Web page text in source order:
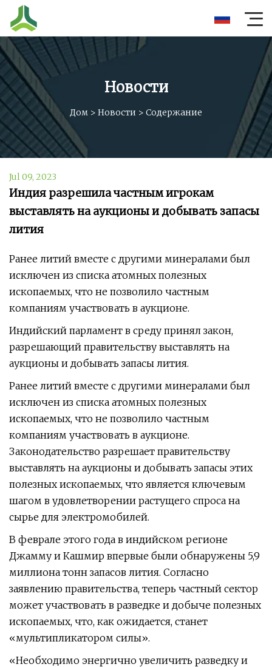
Новости
Дом > Новости > Содержание
Jul 09, 2023
Индия разрешила частным игрокам
выставлять на аукционы и добывать запасы
лития
Ранее литий вместе с другими минералами был
исключен из списка атомных полезных
ископаемых, что не позволило частным
компаниям участвовать в аукционе.
Индийский парламент в среду принял закон,
разрешающий правительству выставлять на
аукционы и добывать запасы лития.
Ранее литий вместе с другими минералами был
исключен из списка атомных полезных
ископаемых, что не позволило частным
компаниям участвовать в аукционе.
Законодательство разрешает правительству
выставлять на аукционы и добывать запасы этих
полезных ископаемых, что является ключевым
шагом в удовлетворении растущего спроса на
сырье для электромобилей.
В феврале этого года в индийском регионе
Джамму и Кашмир впервые были обнаружены 5,9
миллиона тонн запасов лития. Согласно
заявлению правительства, теперь частный сектор
может участвовать в разведке и добыче полезных
ископаемых, что, как ожидается, станет
«мультипликатором силы».
«Необходимо энергично увеличить разведку и